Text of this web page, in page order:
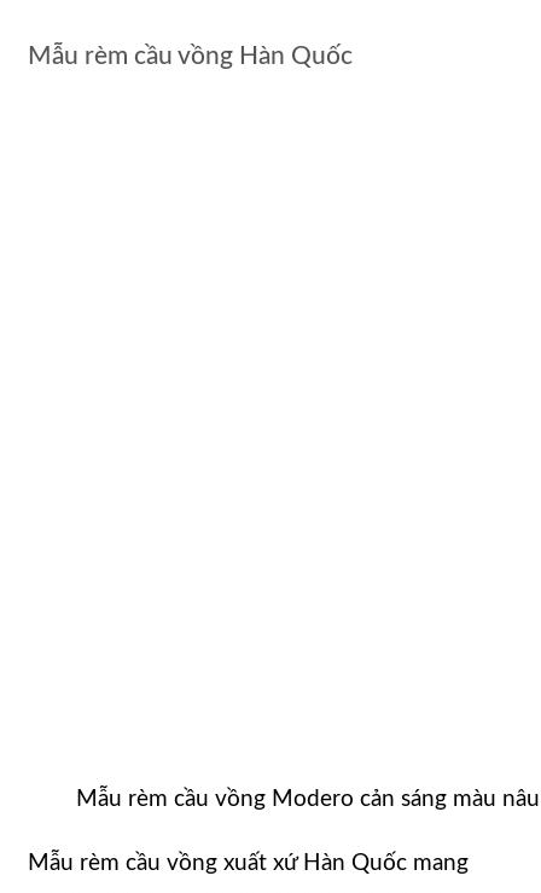
Mẫu rèm cầu vồng Hàn Quốc
Mẫu rèm cầu vồng Modero cản sáng màu
Mẫu rèm cầu vồng xuất xứ Hàn Quốc mang